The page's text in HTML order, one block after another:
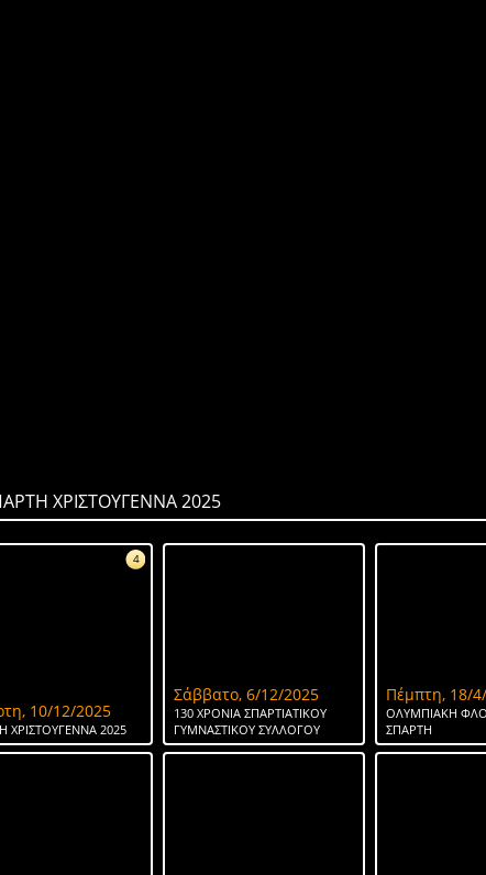
ΧΡΙΣΤΟΥΓΕΝΝΑ 2025
4
10/12/2025
ΧΡΙΣΤΟΥΓΕΝΝΑ 2025
Σάββατο, 6/12/2025
130 ΧΡΟΝΙΑ ΣΠΑΡΤΙΑΤΙΚΟΥ
ΓΥΜΝΑΣΤΙΚΟΥ ΣΥΛΛΟΓΟΥ
Πέμπτη, 18/
ΟΛΥΜΠΙΑΚΗ
ΣΠΑΡΤΗ